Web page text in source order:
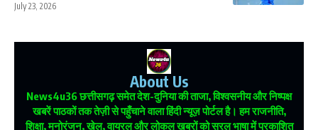
July 23, 2026
About Us
News4u36छत्तीसगढ़ समेत देश-दुनिया की ताजा, विश्वसनीय और निष्पक्ष
खबरें पाठकों तक तेज़ी से पहुँचाने वाला हिंदी न्यूज़ पोर्टल है। हम राजनीति,
शिक्षा, मनोरंजन, खेल, वायरल और लोकल खबरों को सरल भाषा में प्रकाशित